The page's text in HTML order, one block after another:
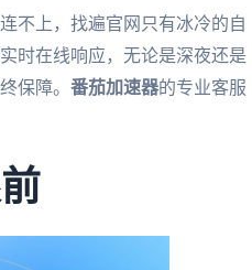
不上，找遍官网只有冰冷的自
时在线响应，无论是深夜还是
保障。 番茄加速器的专业客服